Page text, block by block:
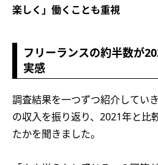
楽しく」働くことも重視
フリーランスの約半数が
実感
調査結果を一つずつ紹介してい
の収入を振り返り、2021年と比
たかを聞きました。